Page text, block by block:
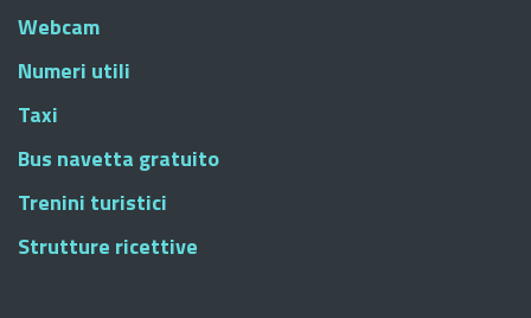
Webcam
Numeri utili
Taxi
Bus navetta gratuito
Trenini turistici
Strutture ricettive